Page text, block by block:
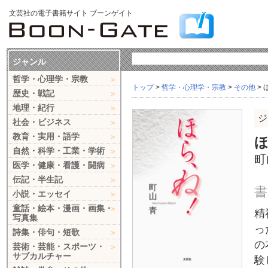
文芸社の電子書籍サイト ブーンゲイト
トップ> 哲学・心理学・宗教 > その他 >
精
の
験
ジャンル
哲学・心理学・宗教
歴史・戦記
地理・紀行
社会・ビジネス
教育・実用・語学
自然・科学・工業・学術
医学・健康・看護・闘病
伝記・半生記
小説・エッセイ
童話・絵本・漫画・画集・
写真集
詩集・俳句・短歌
芸術・芸能・スポーツ・
サブカルチャー